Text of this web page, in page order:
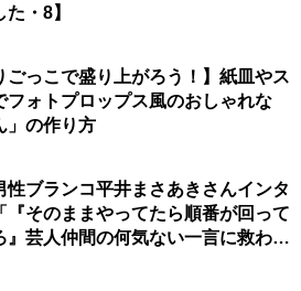
た・8】
ごっこで盛り上がろう！】紙皿やス
フォトプロップス風のおしゃれな
」の作り方
性ブランコ平井まさあきさんインタ
『そのままやってたら順番が回って
』芸人仲間の何気ない一言に救われ